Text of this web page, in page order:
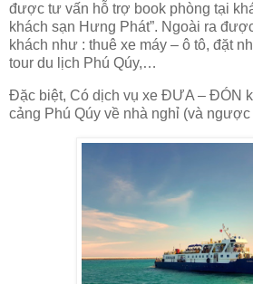
được tư vấn hỗ trợ book phòng tại
khách sạn Hưng Phát”. Ngoài ra
khách như : thuê xe máy – ô tô, đặt
tour du lịch Phú Qúy,…
Đặc biệt, Có dịch vụ xe ĐƯA – ĐÓN
cảng Phú Qúy về nhà nghỉ (và ngược